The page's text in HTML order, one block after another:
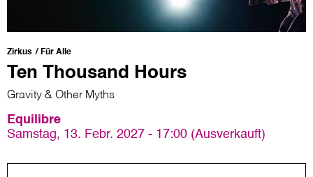
Zirkus Für Alle
Ten Thousand Hours
Gravity & Other Myths
Equilibre
Samstag, 13. Febr. 2027 - 17:00 (Ausverkauft)